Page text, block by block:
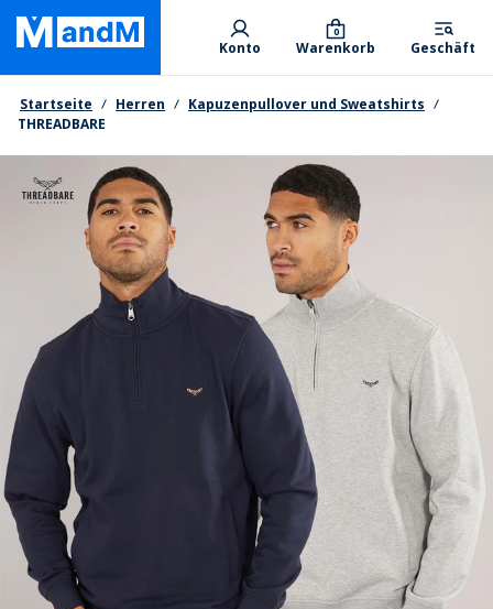
Skip
main
content
Primary departments
Konto Warenkorb
0
Geschäft
Brotkrumen
Startseite Herren
Kapuzenpullover und Sweatshirts
THREADBARE